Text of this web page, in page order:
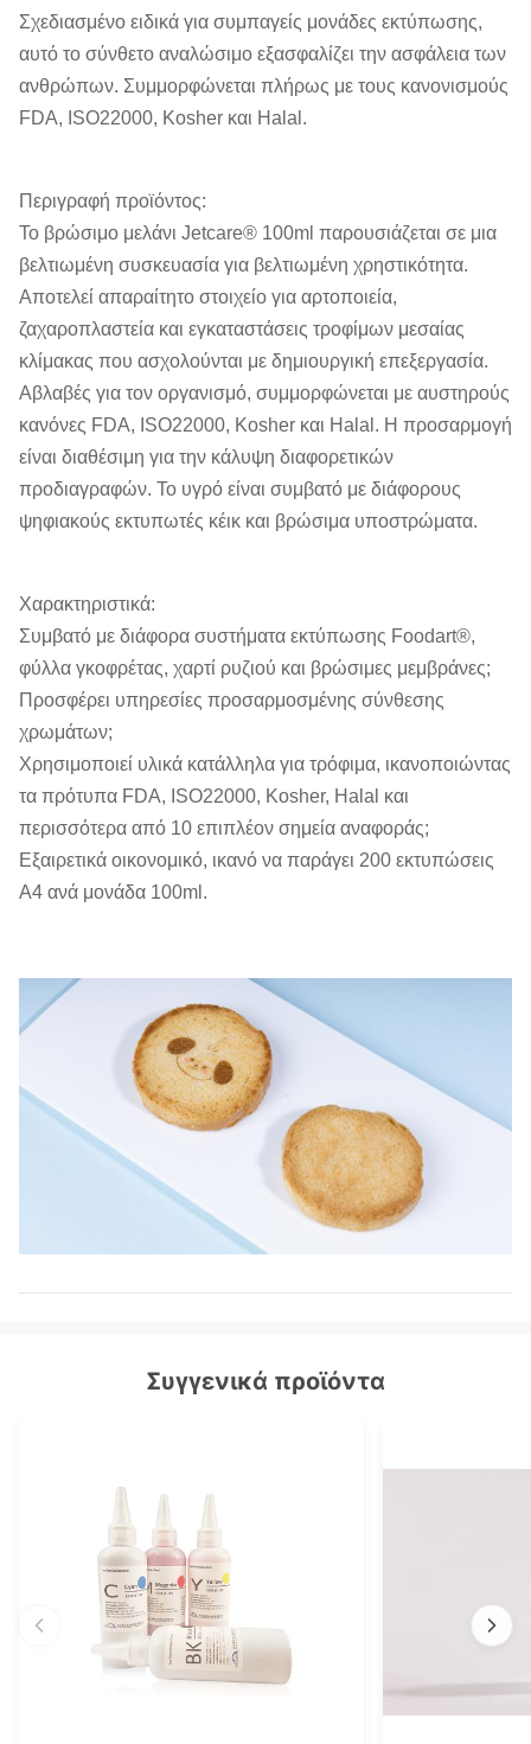
Σχεδιασμένο ειδικά για συμπαγείς μονάδες εκτύπωσης,
αυτό το σύνθετο αναλώσιμο εξασφαλίζει την ασφάλεια των
ανθρώπων. Συμμορφώνεται πλήρως με τους κανονισμούς
FDA, ISO22000, Kosher και Halal.
Περιγραφή προϊόντος:
Το βρώσιμο μελάνι Jetcare® 100ml παρουσιάζεται σε μια
βελτιωμένη συσκευασία για βελτιωμένη χρηστικότητα.
Αποτελεί απαραίτητο στοιχείο για αρτοποιεία,
ζαχαροπλαστεία και εγκαταστάσεις τροφίμων μεσαίας
κλίμακας που ασχολούνται με δημιουργική επεξεργασία.
Αβλαβές για τον οργανισμό, συμμορφώνεται με αυστηρούς
κανόνες FDA, ISO22000, Kosher και Halal. Η προσαρμογή
είναι διαθέσιμη για την κάλυψη διαφορετικών
προδιαγραφών. Το υγρό είναι συμβατό με διάφορους
ψηφιακούς εκτυπωτές κέικ και βρώσιμα υποστρώματα.
Χαρακτηριστικά:
Συμβατό με διάφορα συστήματα εκτύπωσης Foodart®,
φύλλα γκοφρέτας, χαρτί ρυζιού και βρώσιμες μεμβράνες;
Προσφέρει υπηρεσίες προσαρμοσμένης σύνθεσης
χρωμάτων;
Χρησιμοποιεί υλικά κατάλληλα για τρόφιμα, ικανοποιώντας
τα πρότυπα FDA, ISO22000, Kosher, Halal και
περισσότερα από 10 επιπλέον σημεία αναφοράς;
Εξαιρετικά οικονομικό, ικανό να παράγει 200 εκτυπώσεις
A4 ανά μονάδα 100ml.
Συγγενικά προϊόντα